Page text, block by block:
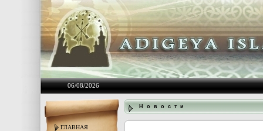
06/08/2026
ГЛАВНАЯ
Н о в о с т и